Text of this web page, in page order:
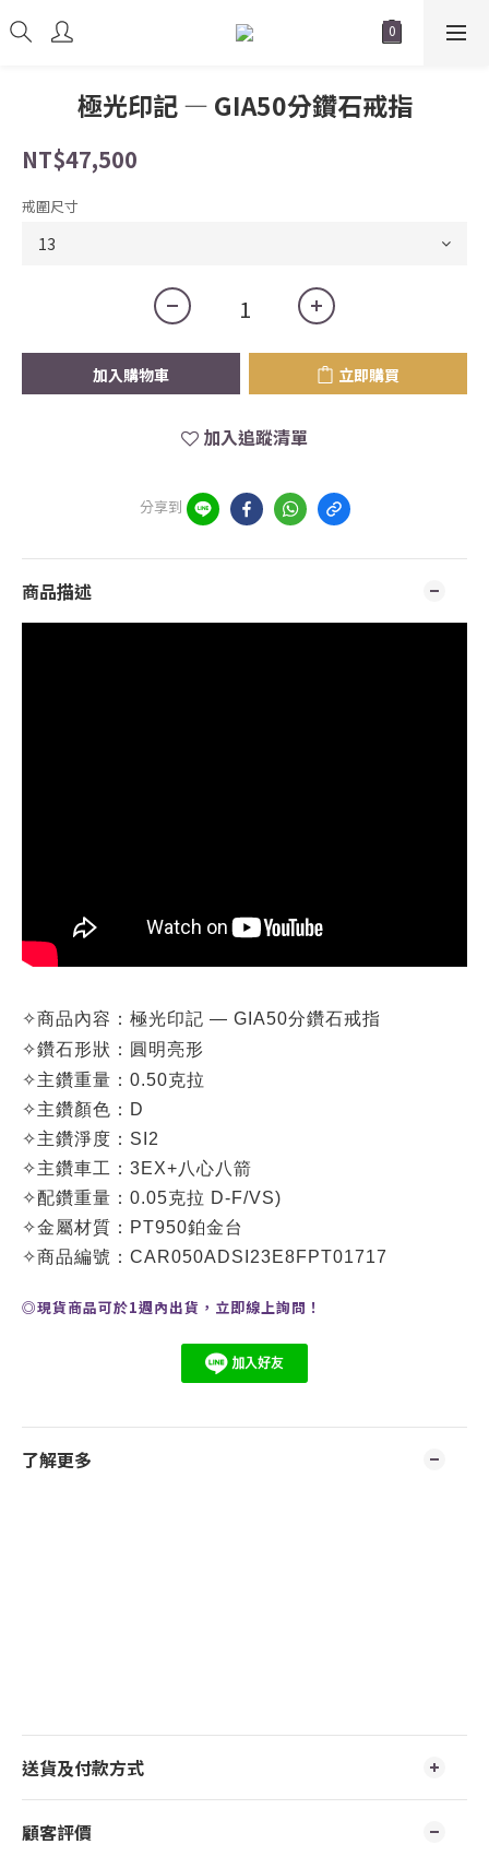
極光印記 — GIA50分鑽石戒指
NT$47,500
戒圍尺寸
加入購物車 立即購買
加入追蹤清單
分享到
商品描述
✧商品內容： 極光印記 — GIA50分鑽石戒指
✧鑽石形狀：圓明亮形
✧主鑽重量：0.50克拉
✧主鑽顏色：D
✧主鑽淨度：SI2
✧主鑽車工：3EX+八心八箭
✧配鑽重量 ：0.05克拉 D-F/VS)
✧金屬材質：PT950鉑金台
✧商品編號： CAR050ADSI23E8FPT01717
◎現貨商品可於1週內出貨， 立即線上詢問 ！
了解更多
送貨及付款方式
顧客評價